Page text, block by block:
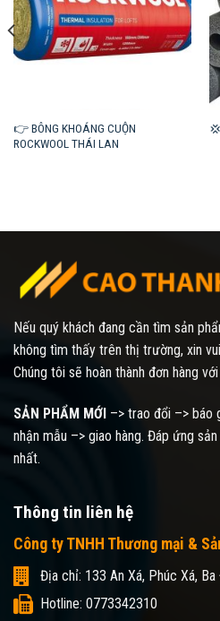
👉 BÔNG KHOÁNG CUỘN
ROCKWOOL THÁI LAN
Nếu quý khách đang cần tìm sản
không tìm thấy trên thị trường, xin
Chúng tôi sẽ hoàn thành đơn hàng
SẢN PHẨM MỚI –> trao đổi –> báo
nhận mẫu –> giao hàng. Đáp ứng
nhất.
Thông tin liên hệ
Công ty TNHH Thương mại &
Địa chỉ: 133 An Xá, Phúc Xá, Ba
Hotline: 0773342310